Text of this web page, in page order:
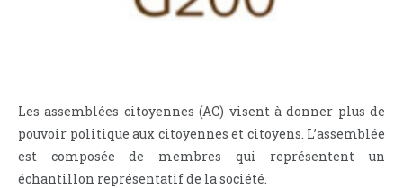
Les assemblées citoyennes (AC) visent à donner plus de
pouvoir politique aux citoyennes et citoyens. L’assemblée
est composée de membres qui représentent un
échantillon représentatif de la société.